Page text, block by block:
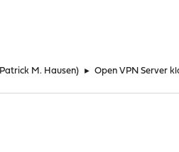
Patrick M. Hausen) ► Open VPN Server